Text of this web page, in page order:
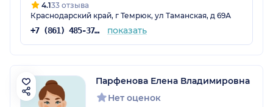
4.133 отзыва
Краснодарский край, г Темрюк, ул Таманская, д 69А
+7 (861) 485-37-14 показать
Парфенова Елена Владимировна
Нет оценок